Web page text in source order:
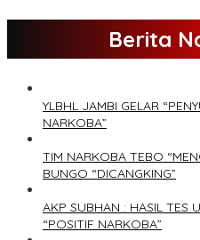
Berita
YLBHL JAMBI GELAR
NARKOBA”
TIM NARKOBA TEBO
BUNGO “DICANGKING”
AKP SUBHAN : HASIL TES
“POSITIF NARKOBA”